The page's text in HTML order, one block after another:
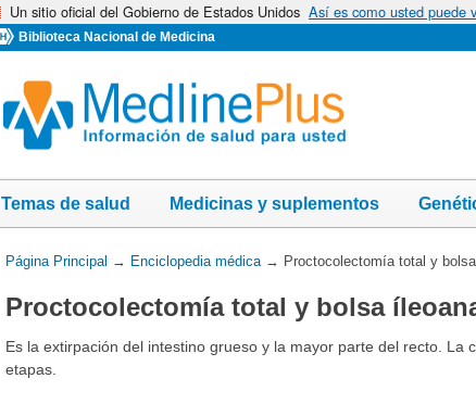
Un sitio oficial del Gobierno de Estados Unidos Así es como usted puede
Biblioteca Nacional de Medicina
Temas de salud Medicinas y suplementos
Usted
aquí:
Página Principal → Enciclopedia médica→ Proctocolectomía total y
Proctocolectomía total y bolsa
Es la extirpación del intestino grueso y la mayor parte del recto. La
etapas.